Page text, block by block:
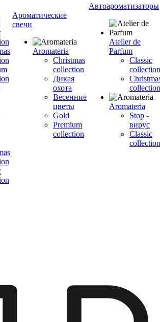
Ароматические
свечи
Aromateria
Сhristmas
collection
Дикая
охота
Весенние
цветы
Gold
Premium
collection
Автоароматизаторы
Atelier de
Parfum
Classic
collection
collection
Aromateria
Stop -
вирус
Сlassic
collection